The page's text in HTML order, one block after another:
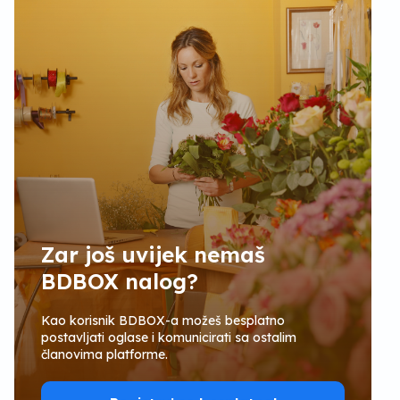
Zar još uvijek nemaš
BDBOX nalog?
Kao korisnik BDBOX-a možeš besplatno
postavljati oglase i komunicirati sa ostalim
članovima platforme.